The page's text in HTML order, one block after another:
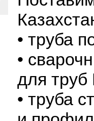
• труба
•
для
• труба